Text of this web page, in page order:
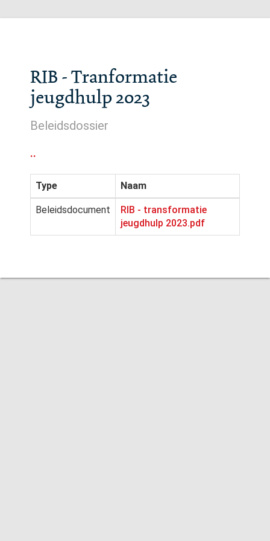
RIB - Tranformatie
jeugdhulp 2023
Beleidsdossier
..
Type Naam
Beleidsdocument
RIB - transformatie
jeugdhulp 2023.pdf